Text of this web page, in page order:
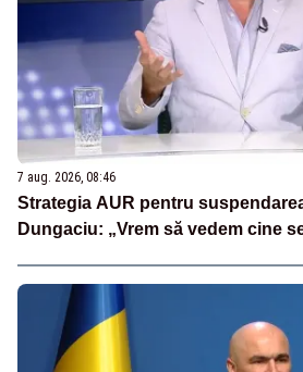
7 aug. 2026, 08:46
Strategia AUR pentru
Dungaciu: „Vrem să vedem cine